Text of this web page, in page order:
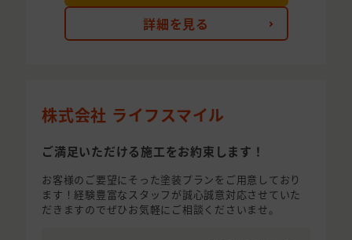
詳細を見る
株式会社 ライフスマイル
ご満足いただける施工をお約束します！
お客様のご要望にそった塗装プランをご用意しており
ます！経験豊富なスタッフが誠心誠意対応させていた
だきますのでぜひお気軽にご相談くださいませ。